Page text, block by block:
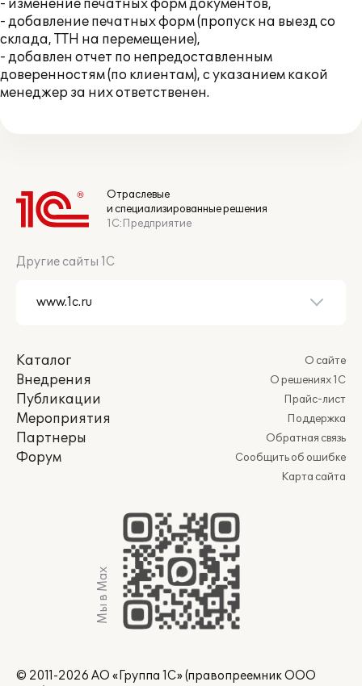
- изменение печатных форм документов,
- добавление печатных форм (пропуск на выезд со
склада, ТТН на перемещение),
- добавлен отчет по непредоставленным
доверенностям (по клиентам), с указанием какой
менеджер за них ответственен.
Отраслевые
и специализированные решения
1С:Предприятие
Другие сайты 1С
Каталог
Внедрения
Публикации
Мероприятия
Партнеры
Форум
О сайте
О решениях 1С
Прайс-лист
Поддержка
Обратная связь
Сообщить об ошибке
Карта сайта
Мы в Max
© 2011-2026 АО «Группа 1С» (правопреемник ООО